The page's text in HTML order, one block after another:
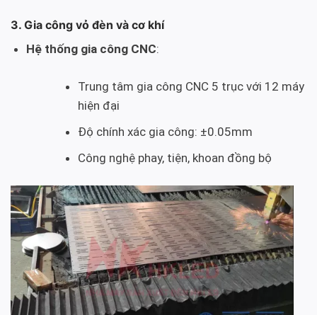
3. Gia công vỏ đèn và cơ khí
Hệ thống gia công CNC:
Trung tâm gia công CNC 5 trục với 12 máy
hiện đại
Độ chính xác gia công: ±0.05mm
Công nghệ phay, tiện, khoan đồng bộ